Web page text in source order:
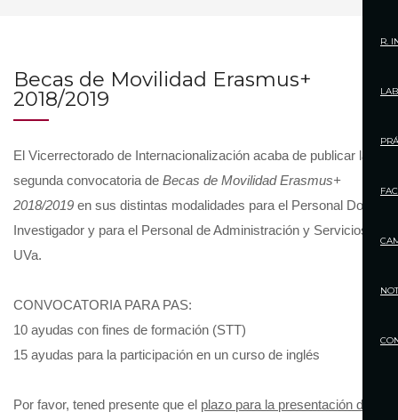
Becas de Movilidad Erasmus+
2018/2019
El Vicerrectorado de Internacionalización acaba de publicar la
segunda convocatoria de Becas de Movilidad Erasmus+
2018/2019 en sus distintas modalidades para el Personal Docente
Investigador y para el Personal de Administración y Servicios de la
UVa.
CONVOCATORIA PARA PAS:
10 ayudas con fines de formación (STT)
15 ayudas para la participación en un curso de inglés
Por favor, tened presente que el plazo para la presentación de
h
o
:
R.